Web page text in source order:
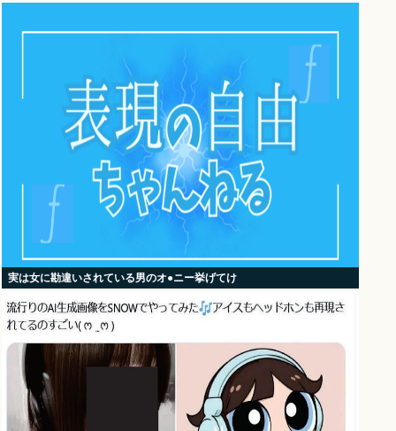
実は女に勘違いされている男のオ●ニー挙げてけ